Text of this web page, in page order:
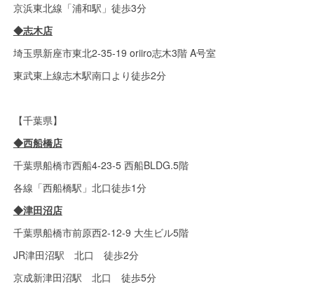
京浜東北線「浦和駅」徒歩3分
◆志木店
埼玉県新座市東北2-35-19 oriiro志木3階 A号室
東武東上線志木駅南口より徒歩2分
【千葉県】
◆西船橋店
千葉県船橋市西船4-23-5 西船BLDG.5階
各線「西船橋駅」北口徒歩1分
◆津田沼店
千葉県船橋市前原西2-12-9 大生ビル5階
JR津田沼駅 北口 徒歩2分
京成新津田沼駅 北口 徒歩5分